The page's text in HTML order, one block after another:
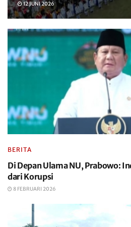
12 JUNI 2026
BERITA
Di Depan Ulama NU, Prabowo:
dari Korupsi
8 FEBRUARI 2026